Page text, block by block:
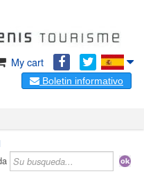
My cart
Boletin informativo